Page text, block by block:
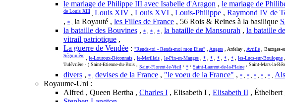
le mariage de Philippe III avec Isabelle d'Aragon , le mariage de
de Louis XIII , Louis XIV , Louis XVI , Louis-Philippe , Raymond IV de
, * , la Royauté , les Filles de France , 56 Rois & Reines à la basilique
la bataille des Bouvines , * , * , * , la bataille de Mansourah , la bataille
vitrail patriotique ,
La guerre de Vendée : "Rends-toi - Rends-moi mon Dieu" , Angers , Ardelay , Avrillé , Bazoges-
Séguinière , le-Louroux-Béconnais , le-Marillais , le-Pin-en-Mauges , * , * , * , * , * , les-Lucs-sur-Boulogne ,
Tulévrière - ) Saint-Etienne-du-Bois , Saint-Florent-le-Vieil , * , Saint-Laurent-de-la-Plaine , Saint-Mars-la-
divers , * , devises de la France , "le voeu de la France" , * , * , * , * , * ,
Royaume-Uni :
Alfred , Queen Bertha , Charles I , Elisabeth I , Elisabeth II , Éthelbert